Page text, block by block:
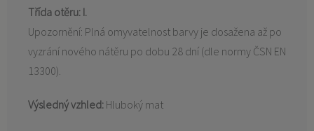
Třída otěru: I.
Upozornění: Plná omyvatelnost barvy je dosažena až po
vyzrání nového nátěru po dobu 28 dní (dle normy ČSN EN
13300).
Výsledný vzhled: Hluboký mat